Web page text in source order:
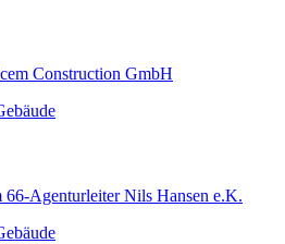
Construction GmbH
66-Agenturleiter Nils Hansen e.K.